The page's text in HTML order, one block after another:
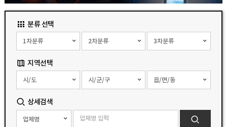
분류 선택
지역선택
상세검색